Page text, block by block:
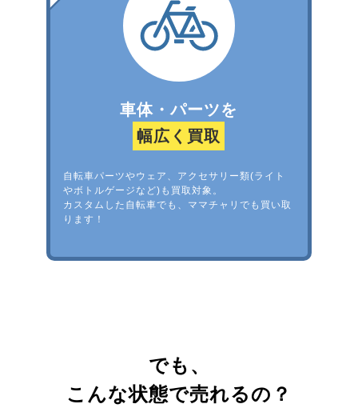
車体・パーツを
幅広く買取
自転車パーツやウェア、アクセサリー類(ライト
やボトルゲージなど)も買取対象。
カスタムした自転車でも、ママチャリでも買い取
ります！
でも、
こんな状態で売れるの？